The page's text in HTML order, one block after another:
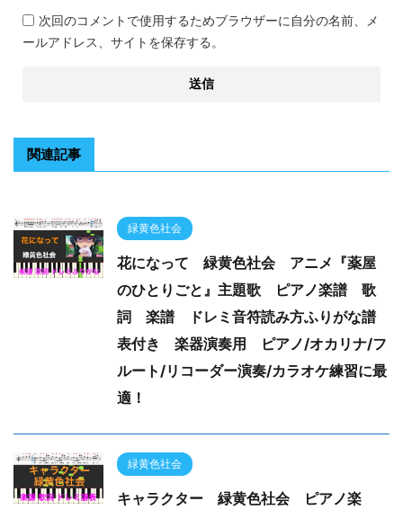
次回のコメントで使用するためブラウザーに自分の名前、メ
ールアドレス、サイトを保存する。
関連記事
緑黄色社会
花になって 緑黄色社会 アニメ『薬屋
のひとりごと』主題歌 ピアノ楽譜 歌
詞 楽譜 ドレミ音符読み方ふりがな譜
表付き 楽器演奏用 ピアノ/オカリナ/フ
ルート/リコーダー演奏/カラオケ練習に最
適！
緑黄色社会
キャラクター 緑黄色社会 ピアノ楽